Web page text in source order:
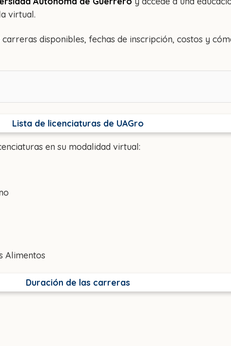
virtual.
disponibles, fechas de inscripción, costos y
Lista de licenciaturas de UAGro
en su modalidad virtual:
Alimentos
Duración de las carreras